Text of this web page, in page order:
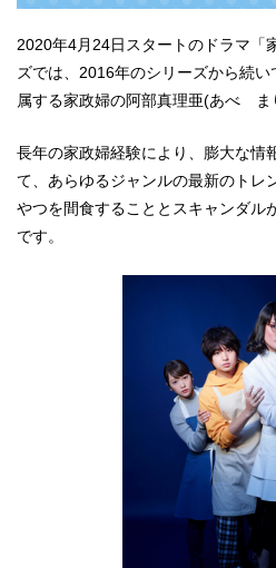
2020年4月24日スタートのドラマ「
ズでは、2016年のシリーズから続
属する家政婦の阿部真理亜(あべ ま
長年の家政婦経験により、膨大な情
て、あらゆるジャンルの最新のトレ
やつを間食することとスキャンダル
です。